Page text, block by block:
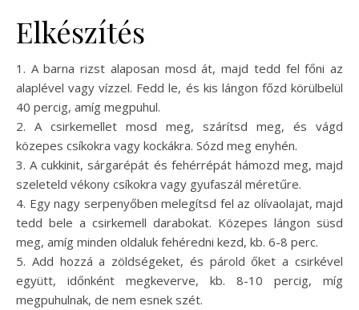
Elkészítés
1. A barna rizst alaposan mosd át, majd tedd fel főni az
alaplével vagy vízzel. Fedd le, és kis lángon főzd körülbelül
40 percig, amíg megpuhul.
2. A csirkemellet mosd meg, szárítsd meg, és vágd
közepes csíkokra vagy kockákra. Sózd meg enyhén.
3. A cukkinit, sárgarépát és fehérrépát hámozd meg, majd
szeleteld vékony csíkokra vagy gyufaszál méretűre.
4. Egy nagy serpenyőben melegítsd fel az olívaolajat, majd
tedd bele a csirkemell darabokat. Közepes lángon süsd
meg, amíg minden oldaluk fehéredni kezd, kb. 6-8 perc.
5. Add hozzá a zöldségeket, és párold őket a csirkével
együtt, időnként megkeverve, kb. 8-10 percig, míg
megpuhulnak, de nem esnek szét.